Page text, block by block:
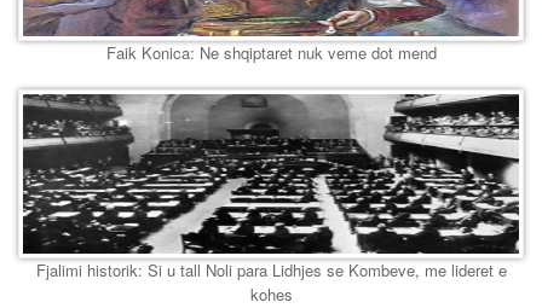
Faik Konica: Ne shqiptaret nuk veme dot mend
Fjalimi historik: Si u tall Noli para Lidhjes se Kombeve, me lideret e
kohes